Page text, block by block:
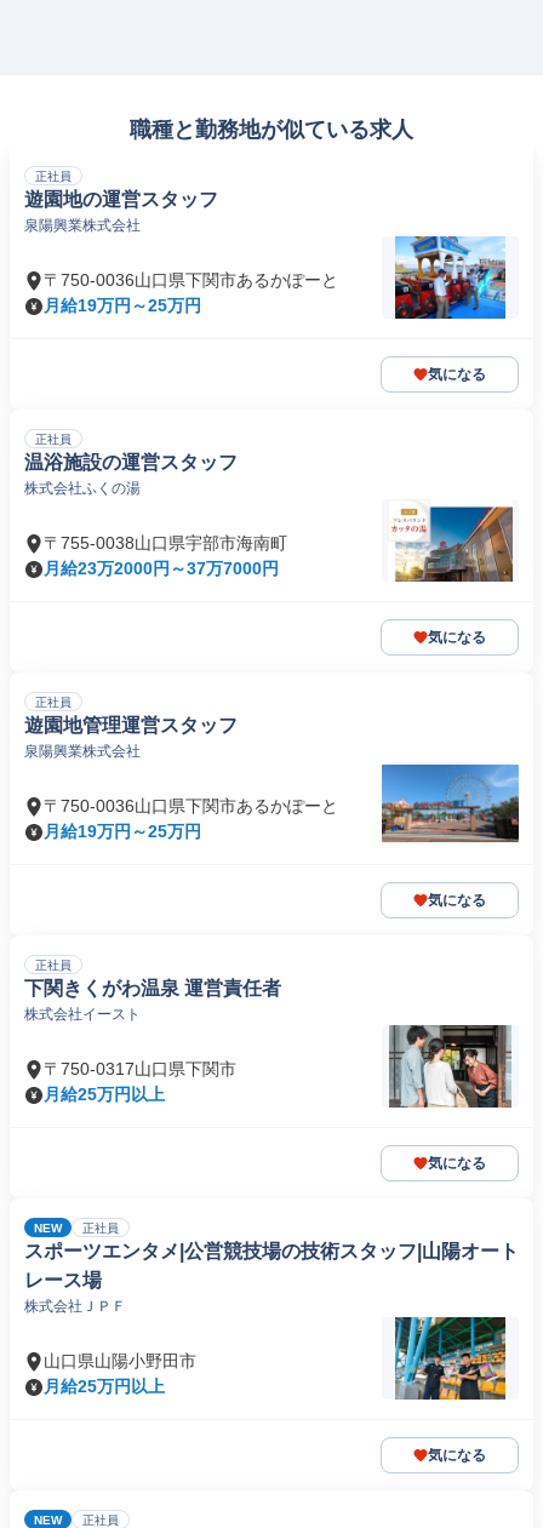
職種と勤務地が似ている求人
正社員
遊園地の運営スタッフ
泉陽興業株式会社
〒750-0036山口県下関市あるかぽーと
月給19万円～25万円
気になる
正社員
温浴施設の運営スタッフ
株式会社ふくの湯
〒755-0038山口県宇部市海南町
月給23万2000円～37万7000円
気になる
正社員
遊園地管理運営スタッフ
泉陽興業株式会社
〒750-0036山口県下関市あるかぽーと
月給19万円～25万円
気になる
正社員
下関きくがわ温泉 運営責任者
株式会社イースト
〒750-0317山口県下関市
月給25万円以上
気になる
NEW 正社員
スポーツエンタメ|公営競技場の技術スタッフ|山陽オート
レース場
株式会社ＪＰＦ
山口県山陽小野田市
月給25万円以上
気になる
NEW 正社員